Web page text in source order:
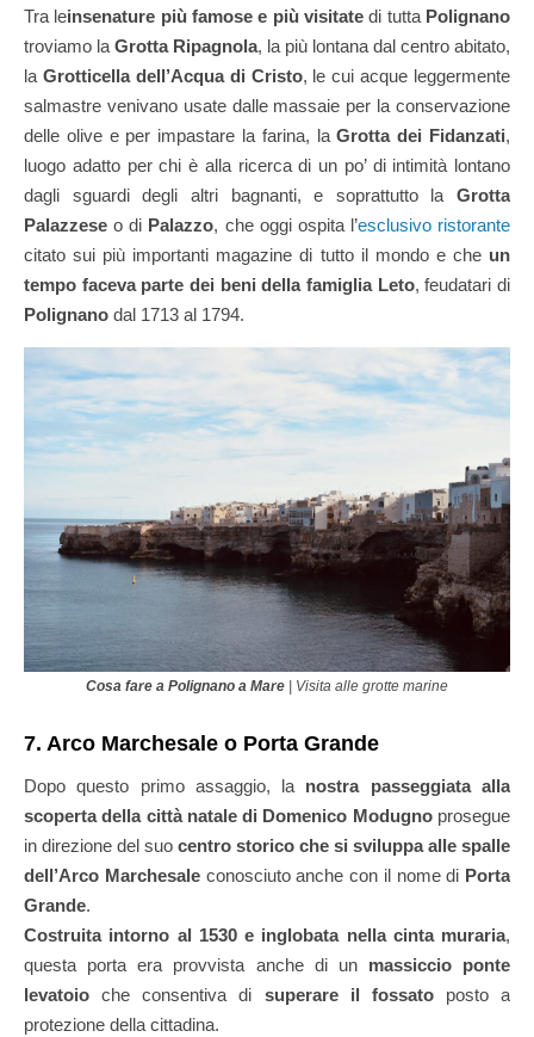
Tra leinsenature più famose e più visitate di tutta Polignano
troviamo la Grotta Ripagnola, la più lontana dal centro abitato,
la Grotticella dell’Acqua di Cristo, le cui acque leggermente
salmastre venivano usate dalle massaie per la conservazione
delle olive e per impastare la farina, laGrotta dei Fidanzati,
luogo adatto per chi è alla ricerca di un po’ di intimità lontano
dagli sguardi degli altri bagnanti, e soprattutto la Grotta
Palazzese o di Palazzo, che oggi ospita l’esclusivo ristorante
citato sui più importanti magazine di tutto il mondo e che un
tempo faceva parte dei beni della famiglia Leto, feudatari di
Polignano dal 1713 al 1794.
Cosa fare a Polignano a Mare | Visita alle grotte marine
7. Arco Marchesale o Porta Grande
Dopo questo primo assaggio, la nostra passeggiata alla
scoperta della città natale di Domenico Modugnoprosegue
in direzione del suo centro storico che si sviluppa alle spalle
dell’Arco Marchesaleconosciuto anche con il nome di Porta
Grande.
Costruita intorno al 1530 e inglobata nella cinta muraria,
questa porta era provvista anche di un massiccio ponte
levatoio che consentiva di superare il fossatoposto a
protezione della cittadina.